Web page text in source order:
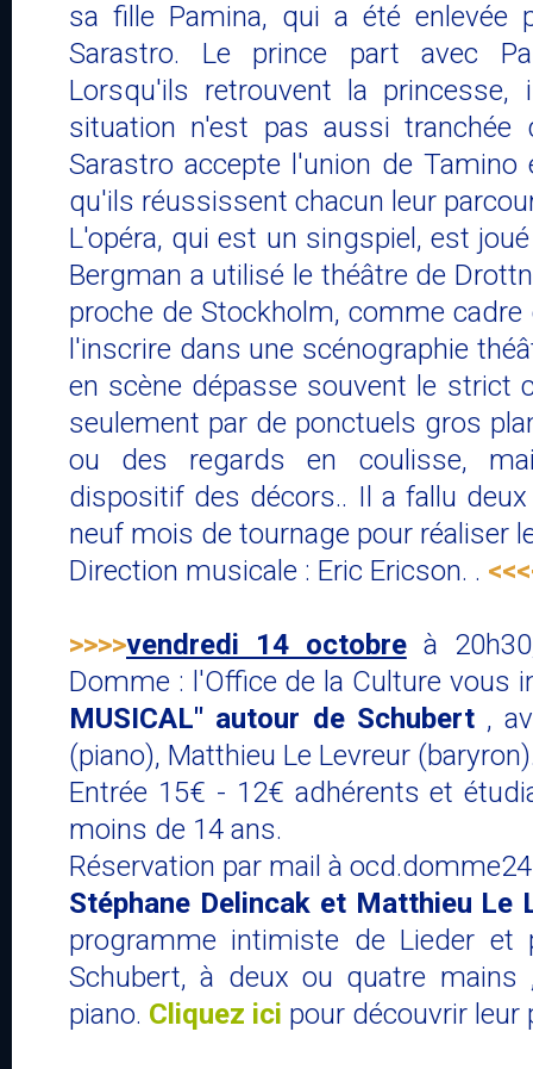
sa fille Pamina, qui a été enlevée
Sarastro. Le prince part avec
Lorsqu'ils retrouvent la princesse,
situation n'est pas aussi tranchée
Sarastro accepte l'union de
qu'ils réussissent chacun leur
L'opéra, qui est un singspiel, est
Bergman a utilisé le théâtre de
proche de Stockholm, comme
l'inscrire dans une scénographie
en scène dépasse souvent le strict
seulement par de ponctuels gros
ou des regards en coulisse,
dispositif des décors.. Il a fallu
neuf mois de tournage pour réaliser
Direction musicale : Eric Ericson. .
>>>>vendredi 14 octobreà
Domme : l'Office de la Culture vous
MUSICAL" autour de Schubert,
(piano), Matthieu Le Levreur
Entrée 15€ - 12€ adhérents et
moins de 14 ans.
Réservation par mail à
Stéphane Delincak et Matthieu Le
programme intimiste de Lieder et
Schubert, à deux ou quatre
piano. Cliquez ici pour découvrir leur